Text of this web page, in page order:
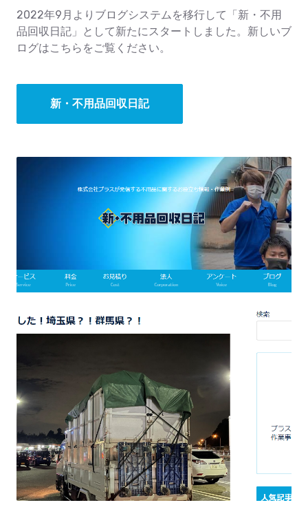
2022年9月よりブログシステムを移行して「新・不用
品回収日記」として新たにスタートしました。新しいブ
ログはこちらをご覧ください。
新・不用品回収日記